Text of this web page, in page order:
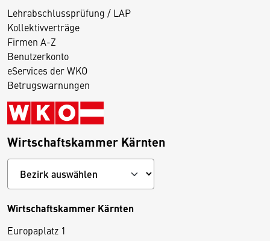
Lehrabschlussprüfung / LAP
Kollektivverträge
Firmen A-Z
Benutzerkonto
eServices der WKO
Betrugswarnungen
Wirtschaftskammer Kärnten
Wirtschaftskammer Kärnten
Europaplatz 1